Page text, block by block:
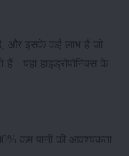
है, और इसके कई लाभ हैं जो
हैं। यहां हाइड्रोपोनिक्स के
कम पानी की आवश्यकता